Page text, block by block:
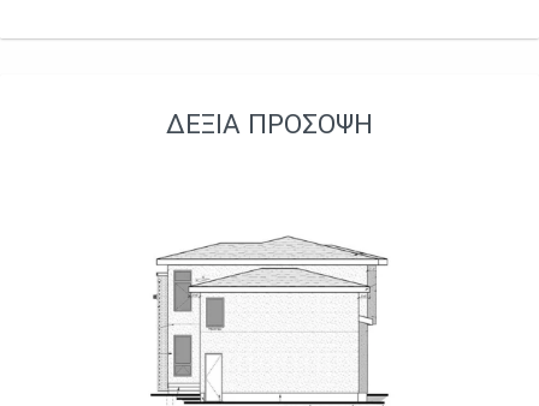
ΔΕΞΙΆ ΠΡΌΣΟΨΗ